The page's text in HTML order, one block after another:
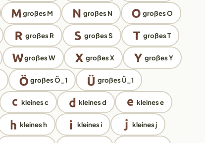
großes M großes N großes O
großes R großes S großes T
großes W großes X großes Y
großes Ö_1 großes Ü_1
kleines c kleines d kleines e
kleines h kleines i kleines j